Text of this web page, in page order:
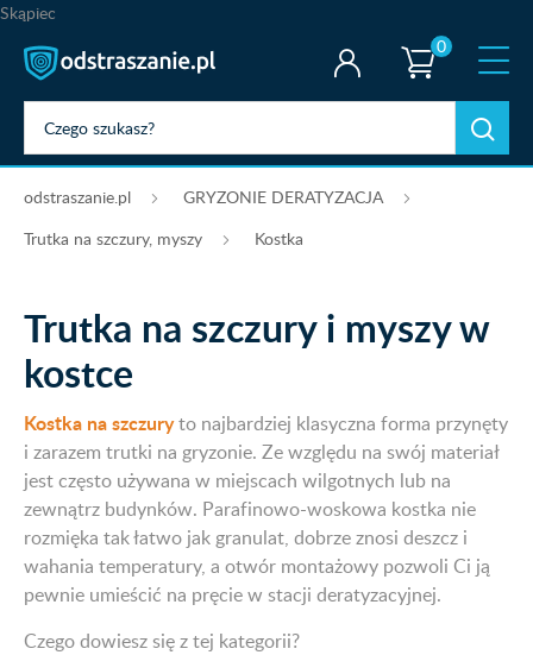
Skąpiec
0
odstraszanie.pl
GRYZONIE DERATYZACJA
Trutka na szczury, myszy
Kostka
Trutka na szczury i myszy w
kostce
Kostka na szczuryto najbardziej klasyczna forma przynęty
i zarazem trutki na gryzonie. Ze względu na swój materiał
jest często używana w miejscach wilgotnych lub na
zewnątrz budynków. Parafinowo-woskowa kostka nie
rozmięka tak łatwo jak granulat, dobrze znosi deszcz i
wahania temperatury, a otwór montażowy pozwoli Ci ją
pewnie umieścić na pręcie w stacji deratyzacyjnej.
Czego dowiesz się z tej kategorii?